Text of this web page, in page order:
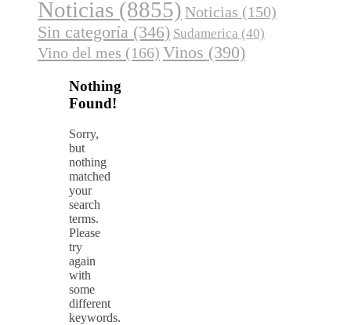
Noticias (8855) Noticias (150)
Sin categoría (346) Sudamerica (40)
Vino del mes (166) Vinos (390)
Nothing
Found!
Sorry,
but
nothing
matched
your
search
terms.
Please
try
again
with
some
different
keywords.